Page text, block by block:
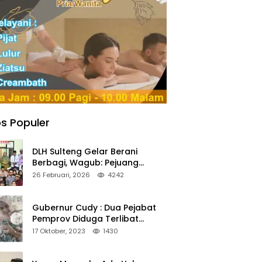
Populer
DLH Sulteng Gelar Berani
Berbagi, Wagub: Pejuang
Lingkungan Harus Jadi Teladan
26 Februari, 2026 4242
Gubernur Cudy : Dua Pejabat
Pemprov Diduga Terlibat
Asmara Terlarang Sudah di
17 Oktober, 2023 1430